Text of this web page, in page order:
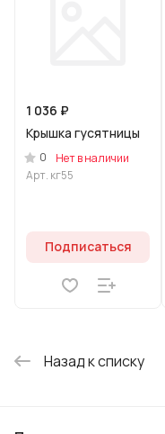
1 036 ₽
Крышка гусятницы
0
Нет в наличии
Арт. кг55
Подписаться
Назад к списку